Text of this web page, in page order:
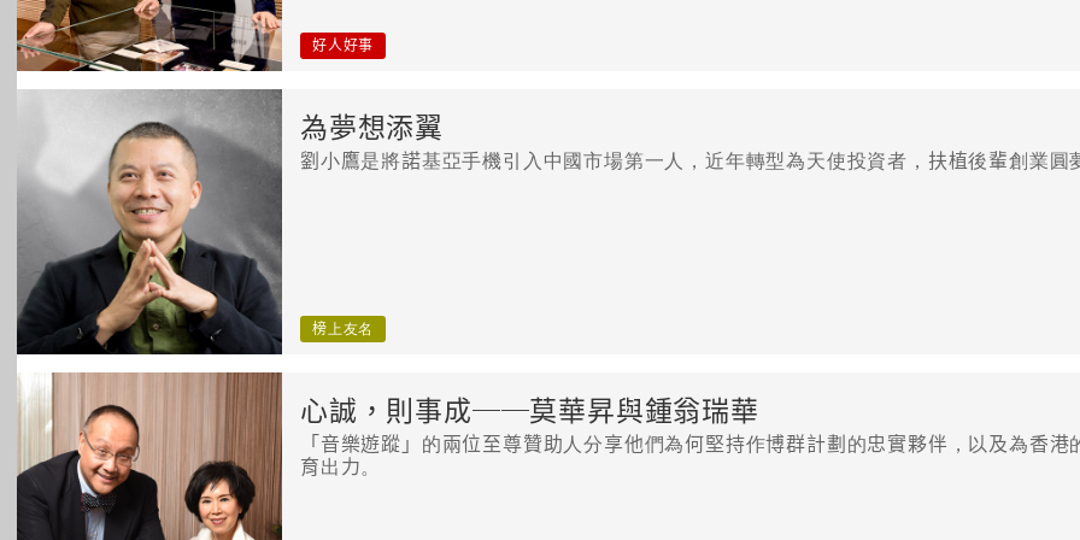
好人好事
為夢想添翼
劉小鷹是將諾基亞手機引入中國市場第一人，近年轉型為天使投資者，扶植後輩創業圓
榜上友名
心誠，則事成──莫華昇與鍾翁瑞華
「音樂遊蹤」的兩位至尊贊助人分享他們為何堅持作博群計劃的忠實夥伴，以及為香港
育出力。